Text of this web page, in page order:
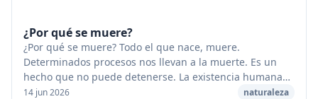
¿Por qué se muere?
¿Por qué se muere? Todo el que nace, muere.
Determinados procesos nos llevan a la muerte. Es un
hecho que no puede detenerse. La existencia humana
puede alargarse, pero inevitablemente nos volvemos
14 jun 2026 naturaleza